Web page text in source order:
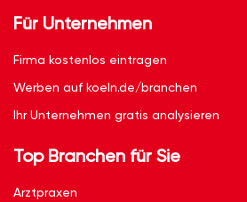
Für Unternehmen
Firma kostenlos eintragen
Werben auf koeln.de/branchen
Ihr Unternehmen gratis analysieren
Top Branchen für Sie
Arztpraxen